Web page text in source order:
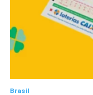
Brasil